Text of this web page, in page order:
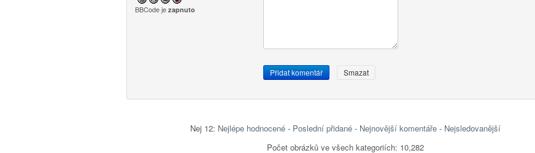
BBCode je zapnuto
Nej 12: Nejlépe hodnocené - Poslední přidané - Nejnovější komentáře - Nejsledovanější
Počet obrázků ve všech kategoriích: 10,282